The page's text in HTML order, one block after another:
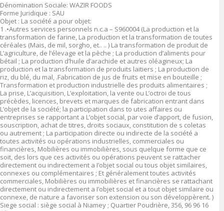
Dénomination Sociale: WAZIR FOODS
Forme Juridique : SAU
Objet : La société a pour objet:
1 .•Autres services personnels n.c.a – S960004 (La production et la
transformation de farine, La production et la transformation de toutes
céréales (Mais, de mil, sorgho, et.. .. ) La transformation de produit de
L’agriculture, de l’élevage et la pèche ; La production d’aliments pour
bétail ; La production d’huile d’arachide et autres oléagineux; La
production et la transformation de produits laitiers ; La production de
riz, du blé, du mal, .Fabrication de jus de fruits et mise en bouteille ;
Transformation et production industrielle des produits alimentaires ;
La prise, L’acquisition, L’exploitation, la vente ou L’octroi de tous
précèdes, licences, brevets et marques de fabrication entrant dans
L’objet de la société; la participation dans to utes affaires ou
entreprises se rapportant a L’objet social, par voie d’apport, de fusion,
souscription, achat de titres, droits sociaux, constitution de s coletas
ou autrement ; La participation directe ou indirecte de la société a
toutes activités ou opérations industrielles, commerciales ou
financières, Mobilières ou immobilières, sous quelque forme que ce
soit, des lors que ces activités ou opérations peuvent se rattacher
directement ou indirectement a I’objet social ou tous objet similaires,
connexes ou complémentaires ; Et généralement toutes activités
commerciales, Mobilières ou immobilières et financières se rattachant
directement ou indirectement a I’objet social et a tout objet similaire ou
connexe, de nature a favoriser son extension ou son développèrent. )
Siege social : siège social à Niamey ; Quartier Poudrière, 356, 96 96 16